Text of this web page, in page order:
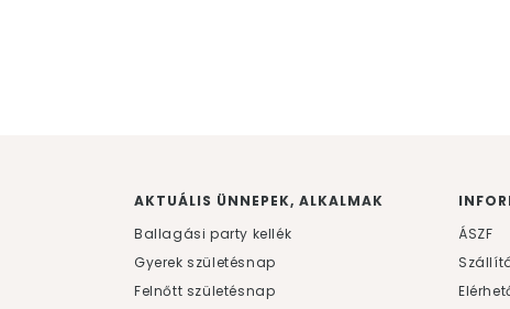
AKTUÁLIS ÜNNEPEK, ALKALMAK
Ballagási party kellék
Gyerek születésnap
Felnőtt születésnap
ÁSZF